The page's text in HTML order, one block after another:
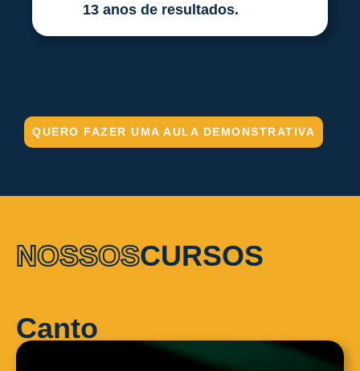
13 anos de resultados.
QUERO FAZER UMA AULA DEMONSTRATIVA
NOSSOSCURSOS
Canto